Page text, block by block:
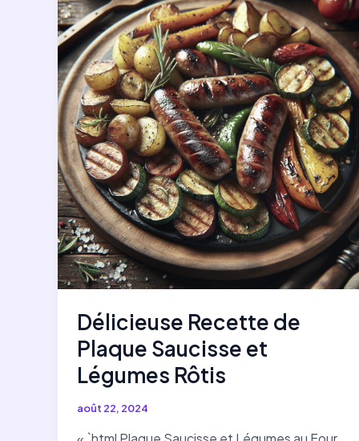
Sans
Crème
:
Une
Alternative
Légère
et
Savoureuse
Délicieuse Recette de
Plaque Saucisse et
Légumes Rôtis
août 22, 2024